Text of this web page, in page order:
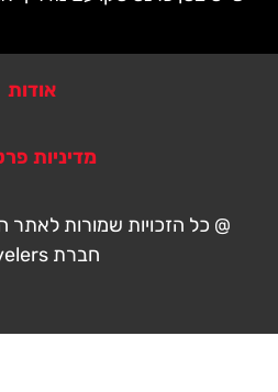
אודות
מדיניות
@ כל הזכויות שמורות לאתר
חברת Travelers